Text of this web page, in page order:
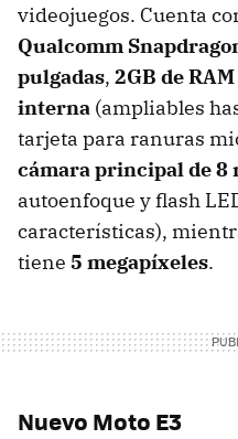
videojuegos. Cuenta
Qualcomm
pulgadas, 2GB de RAM
interna (ampliables
tarjeta para ranuras
cámara principal de 8
autoenfoque y flash
características),
tiene 5 megapíxeles.
Nuevo Moto E3